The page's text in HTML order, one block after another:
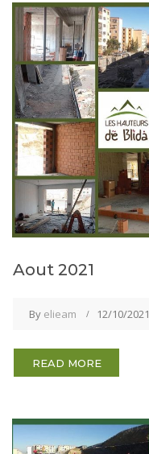
Aout 2021
By elieam 12/10/2021
READ MORE